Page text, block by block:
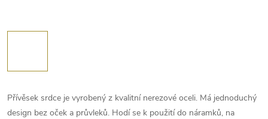
Přívěsek srdce je vyrobený z kvalitní nerezové oceli. Má jednoduchý
design bez oček a průvleků. Hodí se k použití do náramků, na